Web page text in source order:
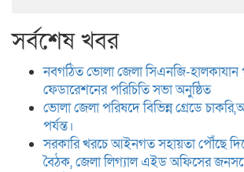
সর্বশেষ খবর
নবগঠিত ভোলা জেলা সিএনজি-হালকাযান
ফেডারেশনের পরিচিতি সভা অনুষ্ঠিত
ভোলা জেলা পরিষদে বিভিন্ন গ্রেডে
পর্যন্ত।
সরকারি খরচে আইনগত সহায়তা পৌঁছে
বৈঠক, জেলা লিগ্যাল এইড অফিসের